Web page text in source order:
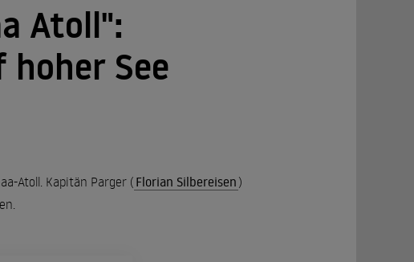
Atoll":
See
Atoll. Kapitän Parger ( Florian Silbereisen )